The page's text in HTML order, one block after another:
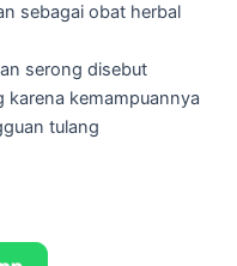
sebagai obat herbal
serong disebut
karena kemampuannya
tulang